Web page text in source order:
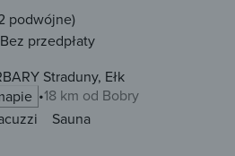
podwójne)
Bez przedpłaty
Straduny, Ełk
18 km od Bobry
Sauna